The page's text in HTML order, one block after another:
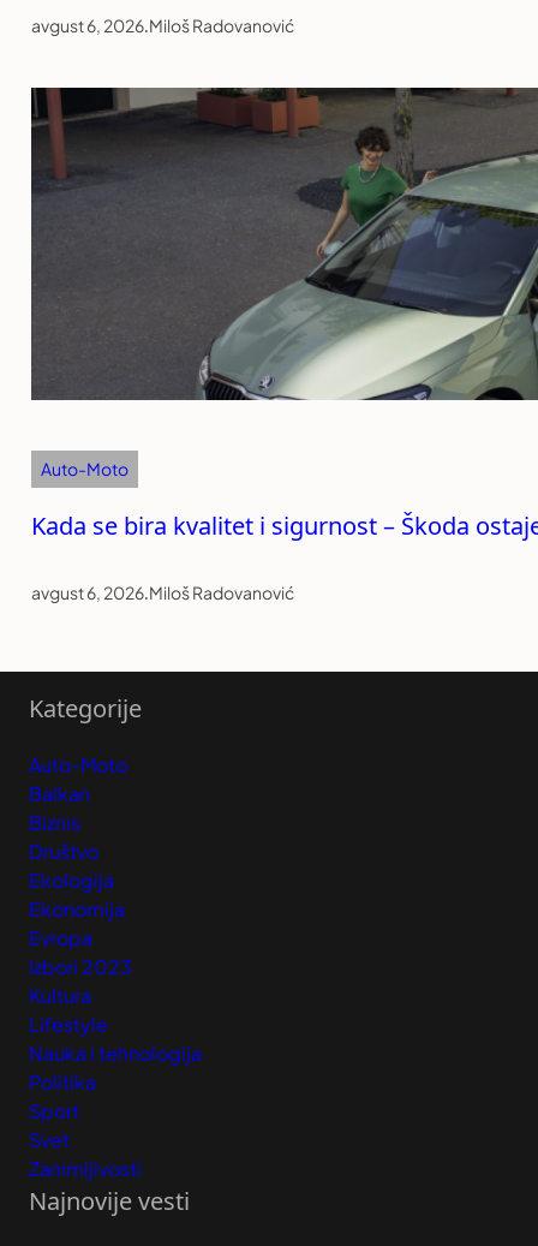
avgust 6, 2026.Miloš Radovanović
Auto-Moto
Kada se bira kvalitet i sigurnost – Škoda
avgust 6, 2026.Miloš Radovanović
Kategorije
Auto-Moto
Balkan
Biznis
Društvo
Ekologija
Ekonomija
Evropa
Izbori 2023
Kultura
Lifestyle
Nauka i tehnologija
Politika
Sport
Svet
Zanimljivosti
Najnovije vesti